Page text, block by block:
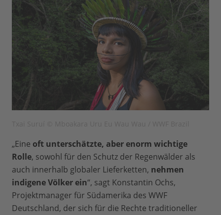
„Eine oft unterschätzte, aber enorm wichtige
Rolle, sowohl für den Schutz der Regenwälder als
auch innerhalb globaler Lieferketten, nehmen
indigene Völker ein“, sagt Konstantin Ochs,
Projektmanager für Südamerika des WWF
Deutschland, der sich für die Rechte traditioneller